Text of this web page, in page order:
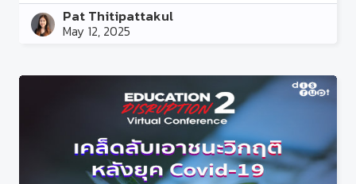
Pat Thitipattakul
May 12, 2025